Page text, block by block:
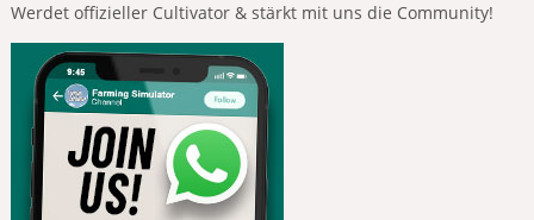
Werdet offizieller Cultivator & stärkt mit uns die Community!